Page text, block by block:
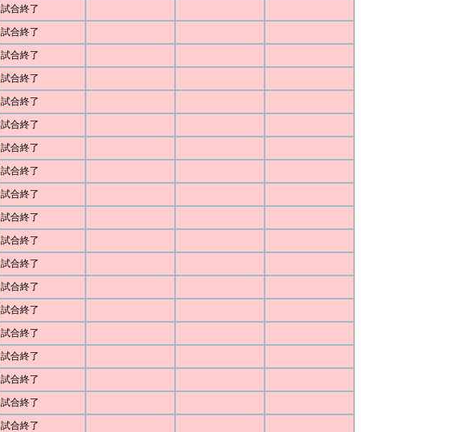
試合終了
試合終了
試合終了
試合終了
試合終了
試合終了
試合終了
試合終了
試合終了
試合終了
試合終了
試合終了
試合終了
試合終了
試合終了
試合終了
試合終了
試合終了
試合終了